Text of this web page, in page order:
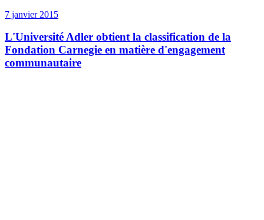
7 janvier 2015
L'Université Adler obtient la classification de la
Fondation Carnegie en matière d'engagement
communautaire